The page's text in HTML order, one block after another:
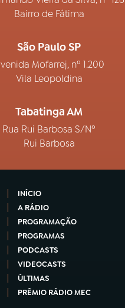
Bairro de Fátima
São Paulo SP
Mofarrej, nº 1.200
Vila Leopoldina
Tabatinga AM
Rua Rui Barbosa S/Nº
Rui Barbosa
INÍCIO
A RÁDIO
PROGRAMAÇÃO
PROGRAMAS
PODCASTS
VIDEOCASTS
ÚLTIMAS
PRÊMIO RÁDIO MEC